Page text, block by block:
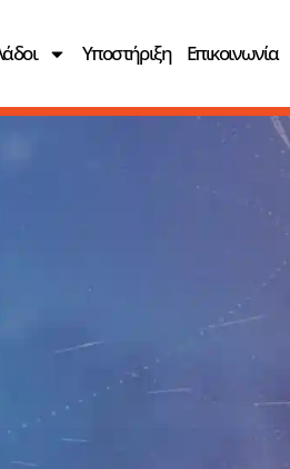
Υποστήριξη Επικοινωνία